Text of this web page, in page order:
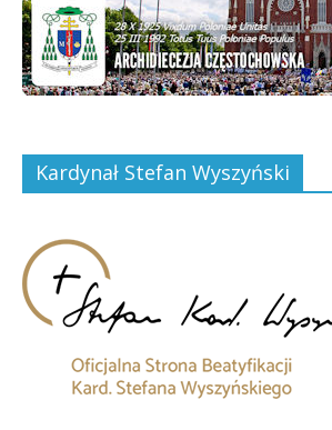
Kardynał Stefan Wyszyński